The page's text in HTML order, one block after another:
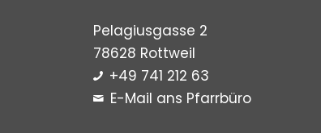
Pelagiusgasse 2
78628 Rottweil
+49 741 212 63
E-Mail ans Pfarrbüro